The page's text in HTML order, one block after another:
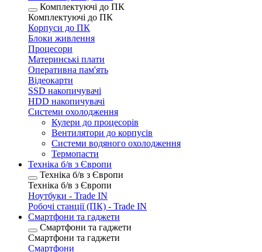
Комплектуючі до ПК
Комплектуючі до ПК
Корпуси до ПК
Блоки живлення
Процесори
Материнські плати
Оперативна пам'ять
Відеокарти
SSD накопичувачі
HDD накопичувачі
Системи охолодження
Кулери до процесорів
Вентилятори до корпусів
Системи водяного охолодження
Термопасти
Техніка б/в з Європи
Техніка б/в з Європи
Техніка б/в з Європи
Ноутбуки - Trade IN
Робочі станції (ПК) - Trade IN
Смартфони та гаджети
Смартфони та гаджети
Смартфони та гаджети
Смартфони